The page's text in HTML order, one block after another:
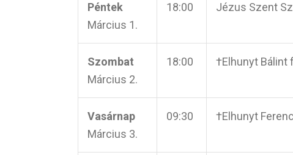
Péntek
Március 1.
18:00 Jézus Szent
Szombat
Március 2.
18:00 †Elhunyt Bálint
Vasárnap
Március 3.
09:30 †Elhunyt